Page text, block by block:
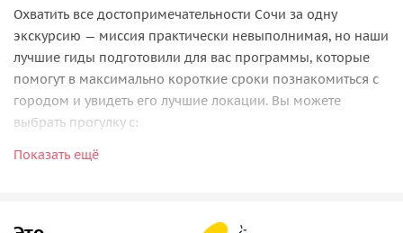
Охватить все достопримечательности Сочи за одну
экскурсию — миссия практически невыполнимая, но наши
лучшие гиды подготовили для вас программы, которые
помогут в максимально короткие сроки познакомиться с
городом и увидеть его лучшие локации. Вы можете
выбрать прогулку с:
—гидом Надеждой
готовым показать живописные окрестности Сочи;
Показать ещё